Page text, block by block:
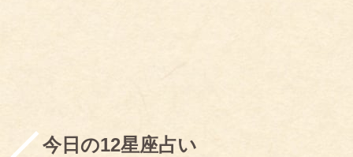
今日の12星座占い